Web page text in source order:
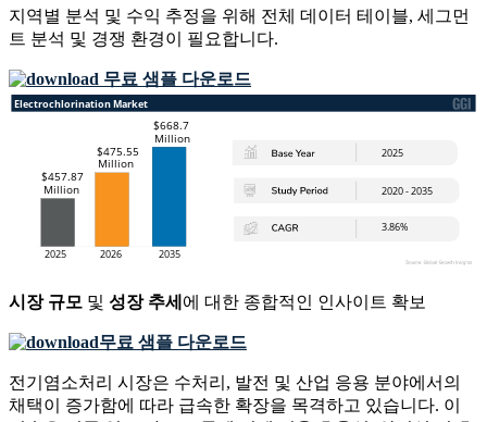
지역별 분석 및 수익 추정을 위해 전체 데이터 테이블, 세그먼
트 분석 및 경쟁 환경이 필요합니다.
무료 샘플 다운로드
시장 규모 및 성장 추세 에 대한 종합적인 인사이트 확보
무료 샘플 다운로드
전기염소처리 시장은 수처리, 발전 및 산업 응용 분야에서의
채택이 증가함에 따라 급속한 확장을 목격하고 있습니다. 이